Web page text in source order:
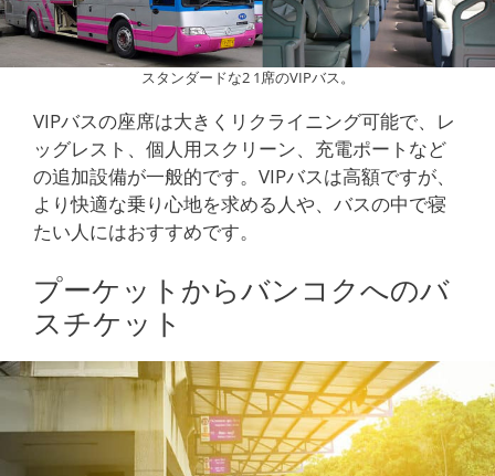
スタンダードな2 1席のVIPバス。
VIPバスの座席は大きくリクライニング可能で、レ
ッグレスト、個人用スクリーン、充電ポートなど
の追加設備が一般的です。VIPバスは高額ですが、
より快適な乗り心地を求める人や、バスの中で寝
たい人にはおすすめです。
プーケットからバンコクへのバ
スチケット